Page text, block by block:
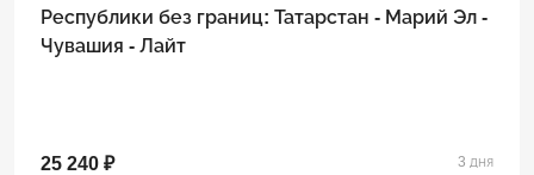
Республики без границ: Татарстан - Марий Эл -
Чувашия - Лайт
25 240 ₽ 3 дня